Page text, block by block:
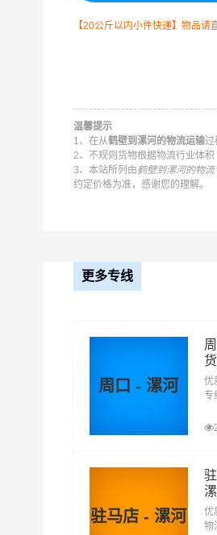
取货
区域
鹤壁
鹤山区,山城
备注
如何计算鹤壁至漯河物
物流费用总报价=鹤壁提
怎么计算专线运输费用？
专线运输费用的计算方
什么是提货费用（也称
物流公司安排车辆上门
节，要确认件数、重量
【20公斤以内小件快递】物品请
温馨提示
1、在从鹤壁到漯河的物流运输过
2、不规则货物根据物流行业体
3、本站所列由鹤壁到漯河的物流
约定价格为准，感谢您的理解。
更多专线
周口 - 漯河
优
专
达
驻马店 - 漯河
优
物